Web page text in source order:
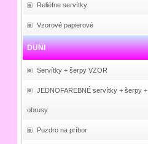
Reliéfne servítky
Vzorové papierové
DUNI
Servítky + šerpy VZOR
JEDNOFAREBNÉ servítky + šerpy +
obrusy
Puzdro na príbor